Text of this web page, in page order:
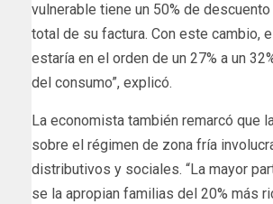
vulnerable tiene un 50% de
total de su factura. Con este cambio,
estaría en el orden de un 27% a un
del consumo”, explicó.
La economista también remarcó que
sobre el régimen de zona fría
distributivos y sociales. “La mayor
se la apropian familias del 20% más